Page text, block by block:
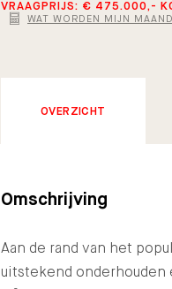
VRAAGPRIJS: € 475.000,-
WAT WORDEN MIJN
OVERZICHT
Omschrijving
Aan de rand van het
uitstekend onderhouden